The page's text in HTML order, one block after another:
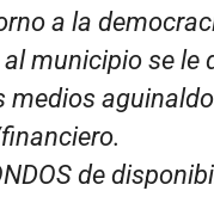
a la
municipio se le
medios
de